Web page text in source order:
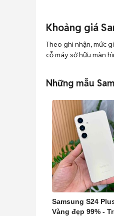
Khoảng giá
Theo ghi nhận, mức
cỗ máy sở hữu màn
Những mẫu
Samsung S24
Vàng đẹp 99% -